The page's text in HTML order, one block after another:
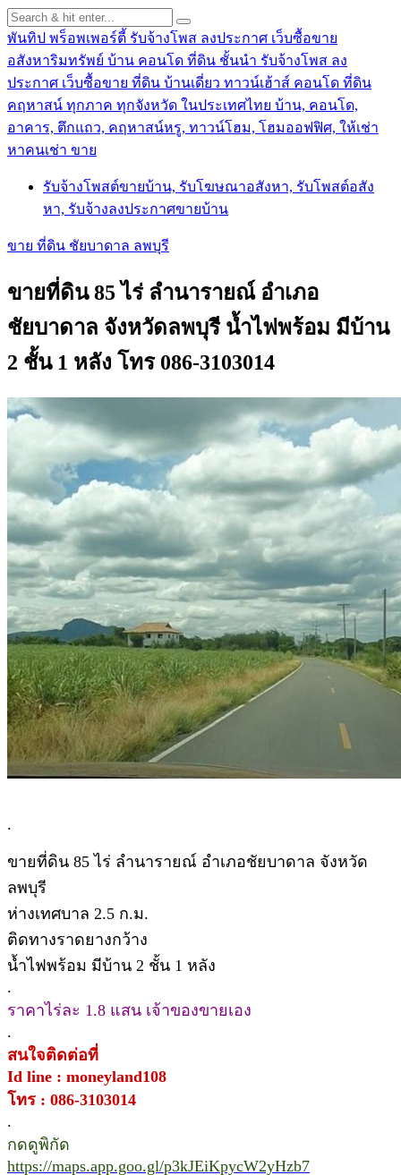
พันทิป พร็อพเพอร์ตี้ รับจ้างโพส ลงประกาศ เว็บซื้อขาย
อสังหาริมทรัพย์ บ้าน คอนโด ที่ดิน ชั้นนำ รับจ้างโพส ลง
ประกาศ เว็บซื้อขาย ที่ดิน บ้านเดี่ยว ทาวน์เฮ้าส์ คอนโด ที่ดิน
คฤหาสน์ ทุกภาค ทุกจังหวัด ในประเทศไทย บ้าน, คอนโด,
อาคาร, ตึกแถว, คฤหาสน์หรู, ทาวน์โฮม, โฮมออฟฟิศ, ให้เช่า
หาคนเช่า ขาย
รับจ้างโพสต์ขายบ้าน, รับโฆษณาอสังหา, รับโพสต์อสัง
หา, รับจ้างลงประกาศขายบ้าน
ขาย ที่ดิน ชัยบาดาล ลพบุรี
ขายที่ดิน 85 ไร่ ลำนารายณ์ อำเภอ
ชัยบาดาล จังหวัดลพบุรี น้ำไฟพร้อม มีบ้าน
2 ชั้น 1 หลัง โทร 086-3103014
.
ขายที่ดิน 85 ไร่ ลำนารายณ์ อำเภอชัยบาดาล จังหวัด
ลพบุรี
ห่างเทศบาล 2.5 ก.ม.
ติดทางราดยางกว้าง
น้ำไฟพร้อม มีบ้าน 2 ชั้น 1 หลัง
.
ราคาไร่ละ 1.8 แสน เจ้าของขายเอง
.
สนใจติดต่อที่
Id line : moneyland108
โทร : 086-3103014
.
กดดูพิกัด
https://maps.app.goo.gl/p3kJEiKpycW2yHzb7